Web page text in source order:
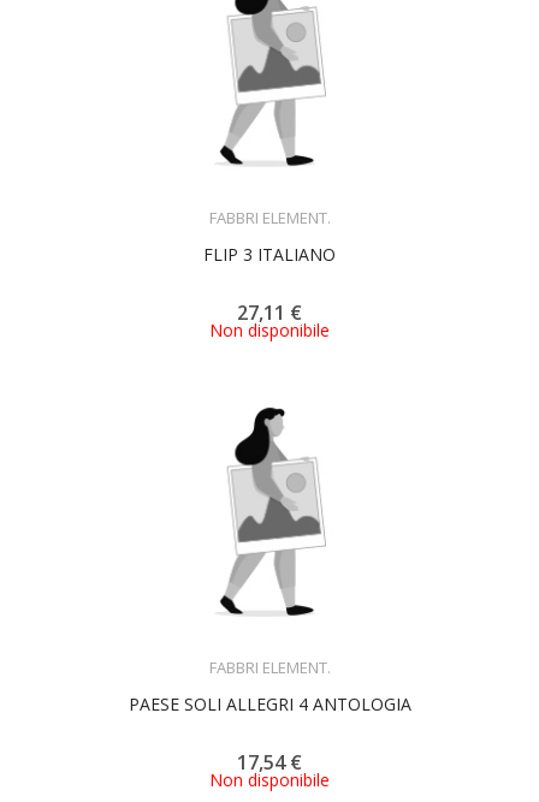
FABBRI ELEMENT.
FLIP 3 ITALIANO
27,11 €
Non disponibile
FABBRI ELEMENT.
PAESE SOLI ALLEGRI 4 ANTOLOGIA
17,54 €
Non disponibile